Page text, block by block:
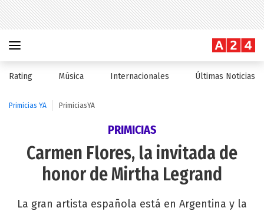
Rating Música Internacionales Últimas Noticias
Primicias YA PrimiciasYA
PRIMICIAS
Carmen Flores, la invitada de
honor de Mirtha Legrand
La gran artista española está en Argentina y la